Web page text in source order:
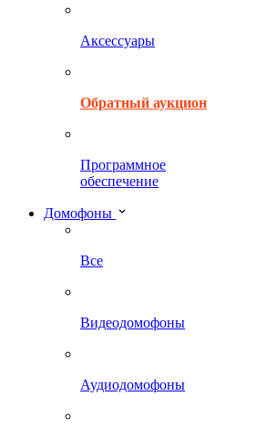
Аксессуары
Обратный аукцион
Программное
обеспечение
Домофоны
Все
Видеодомофоны
Аудиодомофоны